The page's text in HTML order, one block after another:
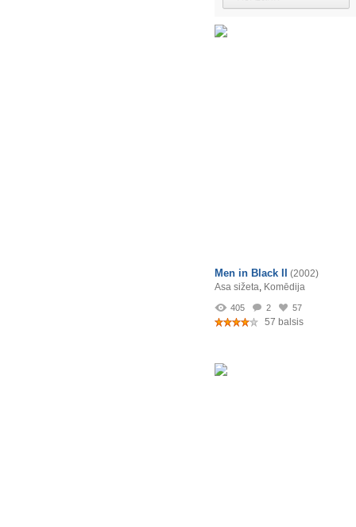
Men in Black II
(2002)
Asa sižeta, Komēdija
405 2 57
57 balsis